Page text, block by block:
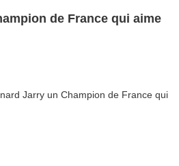
de France qui aime